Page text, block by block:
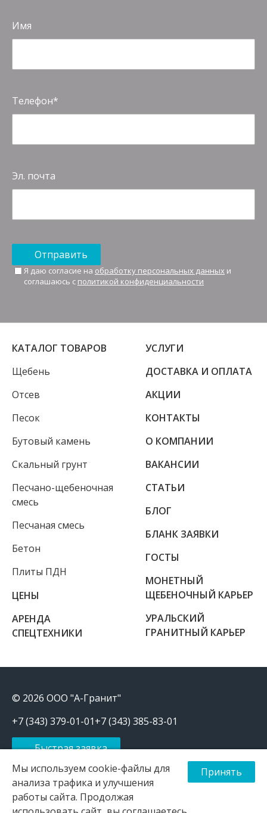
Имя
Телефон
Эл. почта
Я даю согласие на обработку персональных данных и
соглашаюсь с политикой конфиденциальности
Отправить
КАТАЛОГ ТОВАРОВ
Щебень
Отсев
Песок
Бутовый камень
Скальный грунт
Песчано-щебеночная
смесь
Песчаная смесь
Бетон
Плиты ПДН
ЦЕНЫ
АРЕНДА
СПЕЦТЕХНИКИ
УСЛУГИ
ДОСТАВКА И ОПЛАТА
АКЦИИ
КОНТАКТЫ
О КОМПАНИИ
ВАКАНСИИ
СТАТЬИ
БЛОГ
БЛАНК ЗАЯВКИ
ГОСТЫ
МОНЕТНЫЙ
ЩЕБЕНОЧНЫЙ КАРЬЕР
УРАЛЬСКИЙ
ГРАНИТНЫЙ КАРЬЕР
© 2026 ООО "А-Гранит"
+7 (343) 379-01-01+7 (343) 385-83-01
Быстрая заявка
Щебень, отсев, песок, ПЩС продажа и доставка в Екатеринбурге
и Свердловской области
Информация на сайте носит исключительно информационный
характер и не является публичной офертой, определяемой
Мы используем cookie-файлы для
анализа трафика и улучшения
работы сайта. Продолжая
Принять